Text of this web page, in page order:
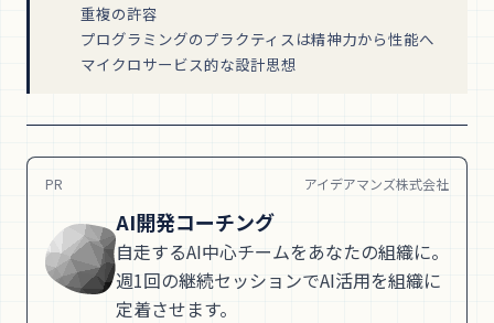
重複の許容
プログラミングのプラクティスは精神力から性能へ
マイクロサービス的な設計思想
PR アイデアマンズ株式会社
AI開発コーチング
自走するAI中心チームをあなたの組織に。
週1回の継続セッションでAI活用を組織に
定着させます。